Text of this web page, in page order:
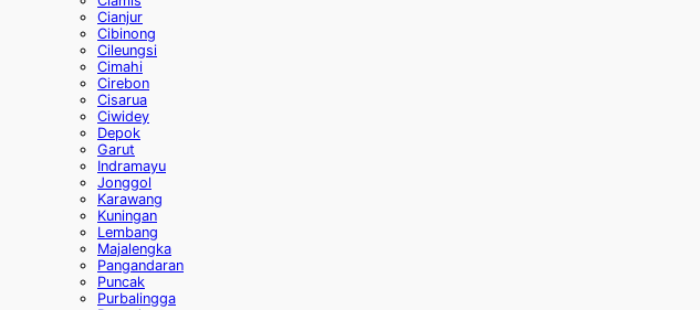
Cianjur
Cibinong
Cileungsi
Cimahi
Cirebon
Cisarua
Ciwidey
Depok
Garut
Indramayu
Jonggol
Karawang
Kuningan
Lembang
Majalengka
Pangandaran
Puncak
Purbalingga